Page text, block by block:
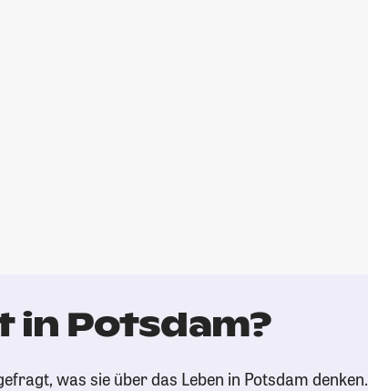
in Potsdam?
was sie über das Leben in Potsdam denken.